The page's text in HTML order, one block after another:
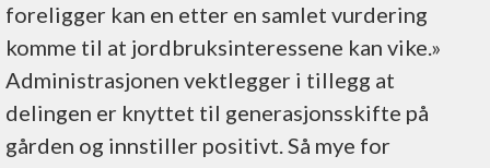
foreligger kan en etter en samlet vurdering
komme til at jordbruksinteressene kan vike.»
Administrasjonen vektlegger i tillegg at
delingen er knyttet til generasjonsskifte på
gården og innstiller positivt. Så mye for